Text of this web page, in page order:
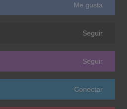
Me gusta
Seguir
Seguir
Conectar